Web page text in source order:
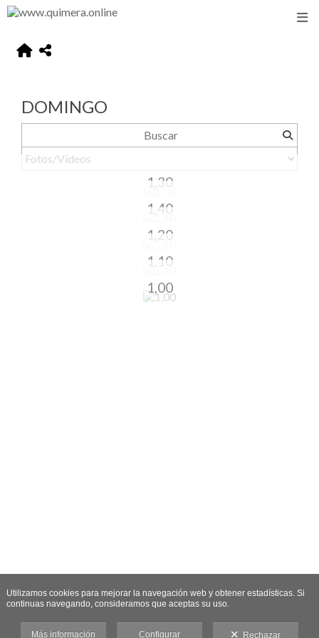
DOMINGO
1,30
1,40
1,20
1,10
1,00
Utilizamos cookies para mejorar la navegación web y obtener estadísticas. Si
continuas navegando, consideramos que aceptas su uso.
Más información Configurar Rechazar